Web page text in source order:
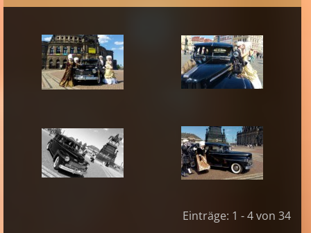
Einträge: 1 - 4 von 34